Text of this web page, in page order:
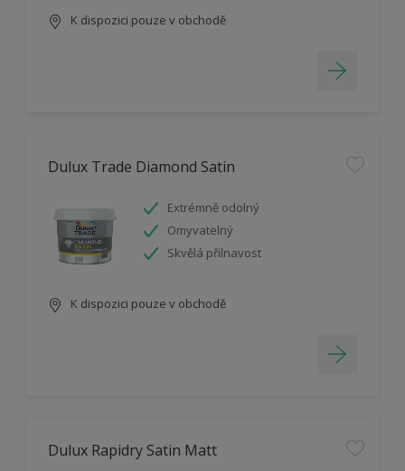
K dispozici pouze v obchodě
Dulux Trade Diamond Satin
Extrémně odolný
Omyvatelný
Skvělá přilnavost
K dispozici pouze v obchodě
Dulux Rapidry Satin Matt